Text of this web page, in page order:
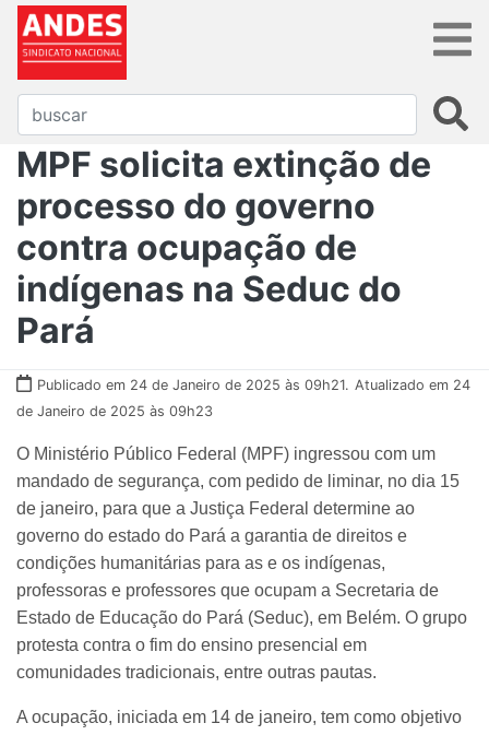
MPF solicita extinção de
processo do governo
contra ocupação de
indígenas na Seduc do
Pará
Publicado em 24 de Janeiro de 2025 às 09h21. Atualizado em 24
de Janeiro de 2025 às 09h23
O Ministério Público Federal (MPF) ingressou com um
mandado de segurança, com pedido de liminar, no dia 15
de janeiro, para que a Justiça Federal determine ao
governo do estado do Pará a garantia de direitos e
condições humanitárias para as e os indígenas,
professoras e professores que ocupam a Secretaria de
Estado de Educação do Pará (Seduc), em Belém. O grupo
protesta contra o fim do ensino presencial em
comunidades tradicionais, entre outras pautas.
A ocupação, iniciada em 14 de janeiro, tem como objetivo